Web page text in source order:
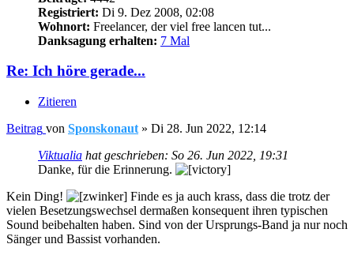
Registriert: Di 9. Dez 2008, 02:08
Wohnort: Freelancer, der viel free lancen tut...
Danksagung erhalten: 7 Mal
Re: Ich höre gerade...
Zitieren
Beitrag von Sponskonaut » Di 28. Jun 2022, 12:14
Viktualia hat geschrieben: So 26. Jun 2022, 19:31
Danke, für die Erinnerung.
Kein Ding!
Finde es ja auch krass, dass die trotz der
vielen Besetzungswechsel dermaßen konsequent ihren typischen
Sound beibehalten haben. Sind von der Ursprungs-Band ja nur noch
Sänger und Bassist vorhanden.